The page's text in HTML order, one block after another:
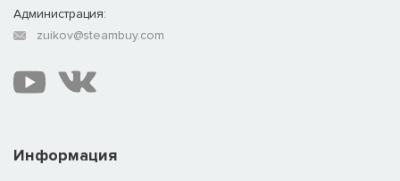
Информация
Администрация:
zuikov@steambuy.com